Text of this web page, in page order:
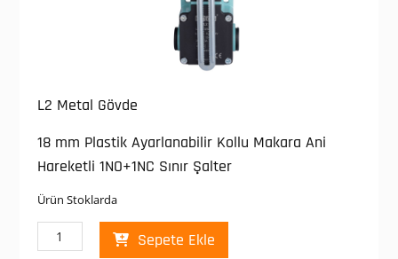
L2 Metal Gövde
18 mm Plastik Ayarlanabilir Kollu Makara Ani
Hareketli 1NO+1NC Sınır Şalter
Ürün Stoklarda
Emas
L2K13MEP123
Sepete Ekle